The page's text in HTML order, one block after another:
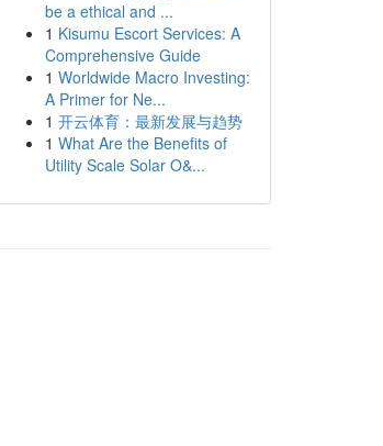
be a ethical and ...
1 Kisumu Escort Services: A
Comprehensive Guide
1 Worldwide Macro Investing:
A Primer for Ne...
1 开云体育：最新发展与趋势
1 What Are the Benefits of
Utility Scale Solar O&...